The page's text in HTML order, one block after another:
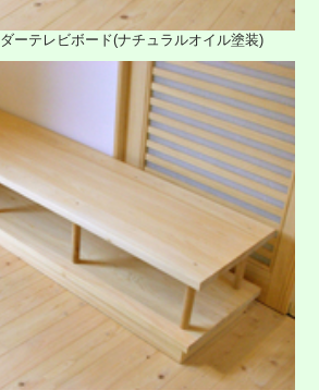
ーテレビボード(ナチュラルオイル塗装)